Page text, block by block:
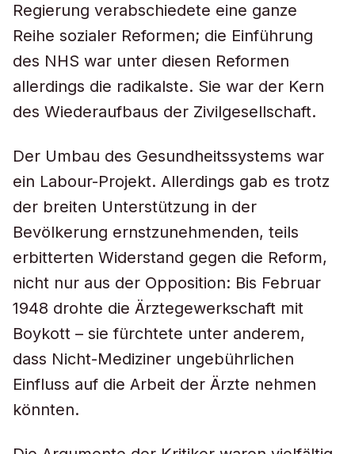
Regierung verabschiedete eine ganze
Reihe sozialer Reformen; die Einführung
des NHS war unter diesen Reformen
allerdings die radikalste. Sie war der Kern
des Wiederaufbaus der Zivilgesellschaft.
Der Umbau des Gesundheitssystems war
ein Labour-Projekt. Allerdings gab es trotz
der breiten Unterstützung in der
Bevölkerung ernstzunehmenden, teils
erbitterten Widerstand gegen die Reform,
nicht nur aus der Opposition: Bis Februar
1948 drohte die Ärztegewerkschaft mit
Boykott – sie fürchtete unter anderem,
dass Nicht-Mediziner ungebührlichen
Einfluss auf die Arbeit der Ärzte nehmen
könnten.